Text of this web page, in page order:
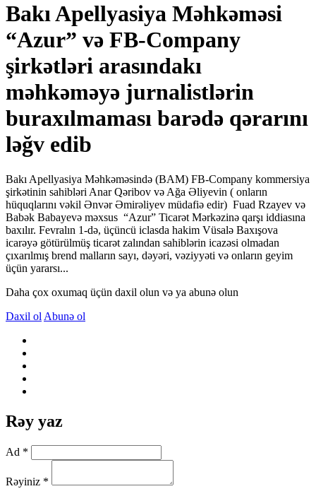
Bakı Apellyasiya Məhkəməsi
“Azur” və FB-Company
şirkətləri arasındakı
məhkəməyə jurnalistlərin
buraxılmaması barədə qərarını
ləğv edib
Bakı Apellyasiya Məhkəməsində (BAM) FB-Сompany kommersiya
şirkətinin sahibləri Anar Qəribov və Ağa Əliyevin ( onların
hüquqlarını vəkil Ənvər Əmirəliyev müdafiə edir) Fuad Rzayev və
Babək Babayevə məxsus “Azur” Ticarət Mərkəzinə qarşı iddiasına
baxılır. Fevralın 1-də, üçüncü iclasda hakim Vüsalə Baxışova
icarəyə götürülmüş ticarət zalından sahiblərin icazəsi olmadan
çıxarılmış brend malların sayı, dəyəri, vəziyyəti və onların geyim
üçün yararsı...
Daha çox oxumaq üçün daxil olun və ya abunə olun
Daxil ol Abunə ol
Rəy yaz
Ad *
Rəyiniz *